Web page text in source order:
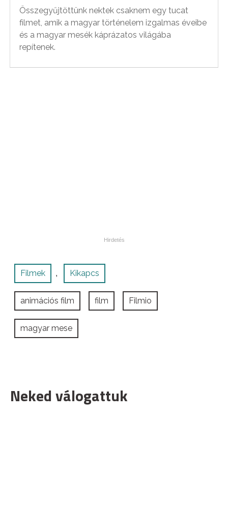
Összegyűjtöttünk nektek csaknem egy tucat
filmet, amik a magyar történelem izgalmas éveibe
és a magyar mesék káprázatos világába
repítenek.
Filmek , Kikapcs
animációs film film Filmio
magyar mese
Neked válogattuk